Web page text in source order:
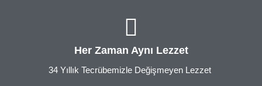
Her Zaman Aynı Lezzet
34 Yıllık Tecrübemizle Değişmeyen Lezzet